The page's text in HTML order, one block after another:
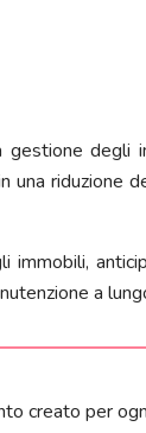
degli
riduzione
a
creato per